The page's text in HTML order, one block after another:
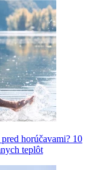
horúčavami? 10
teplôt